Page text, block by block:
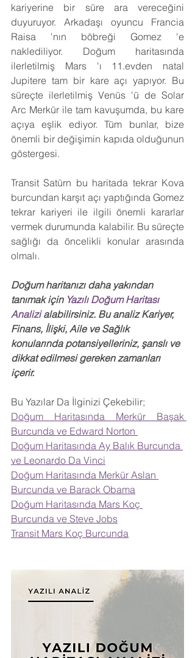
kariyerine bir süre ara vereceğini
duyuruyor. Arkadaşı oyuncu Francia
Raisa 'nın böbreği Gomez 'e
naklediliyor. Doğum haritasında
ilerletilmiş Mars 'ı 11.evden natal
Jupitere tam bir kare açı yapıyor. Bu
süreçte ilerletilmiş Venüs 'ü de Solar
Arc Merkür ile tam kavuşumda, bu kare
açıya eşlik ediyor. Tüm bunlar, bize
önemli bir değişimin kapıda olduğunun
göstergesi.
Transit Satürn bu haritada tekrar Kova
burcundan karşıt açı yaptığında Gomez
tekrar kariyeri ile ilgili önemli kararlar
vermek durumunda kalabilir. Bu süreçte
sağlığı da öncelikli konular arasında
olmalı.
Doğum haritanızı daha yakından
tanımak için Yazılı Doğum Haritası
Analizi alabilirsiniz. Bu analiz Kariyer,
Finans, İlişki, Aile ve Sağlık
konularında potansiyelleriniz, şanslı ve
dikkat edilmesi gereken zamanları
içerir.
Bu Yazılar Da İlginizi Çekebilir;
Doğum Haritasında Merkür Başak
Burcunda ve Edward Norton
Doğum Haritasında Ay Balık Burcunda
ve Leonardo Da Vinci
Doğum Haritasında Merkür Aslan
Burcunda ve Barack Obama
Doğum Haritasında Mars Koç
Burcunda ve Steve Jobs
Transit Mars Koç Burcunda